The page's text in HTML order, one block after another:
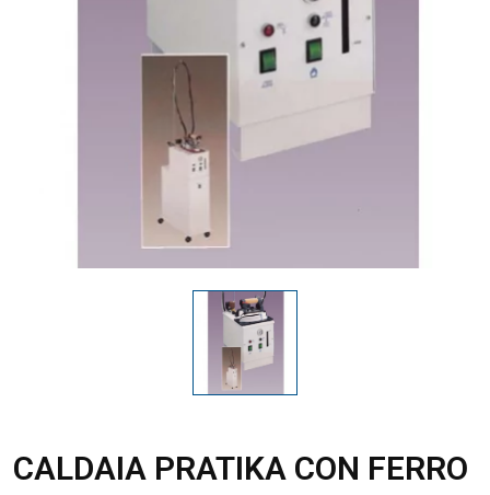
CALDAIA PRATIKA CON FERRO